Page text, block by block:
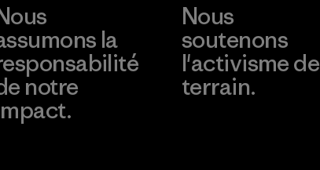
la
notre
Nous
soutenons
l'activisme de
terrain.